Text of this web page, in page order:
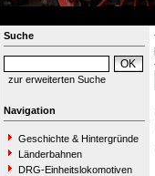
Suche
zur erweiterten Suche
Navigation
Geschichte & Hintergründe
Länderbahnen
DRG-Einheitslokomotiven